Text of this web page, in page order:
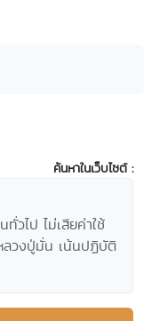
ค้นหาในเว็บไซต์ :
วไป ไม่เสียค่าใช้
ลวงปู่มั่น เน้นปฏิบัติ